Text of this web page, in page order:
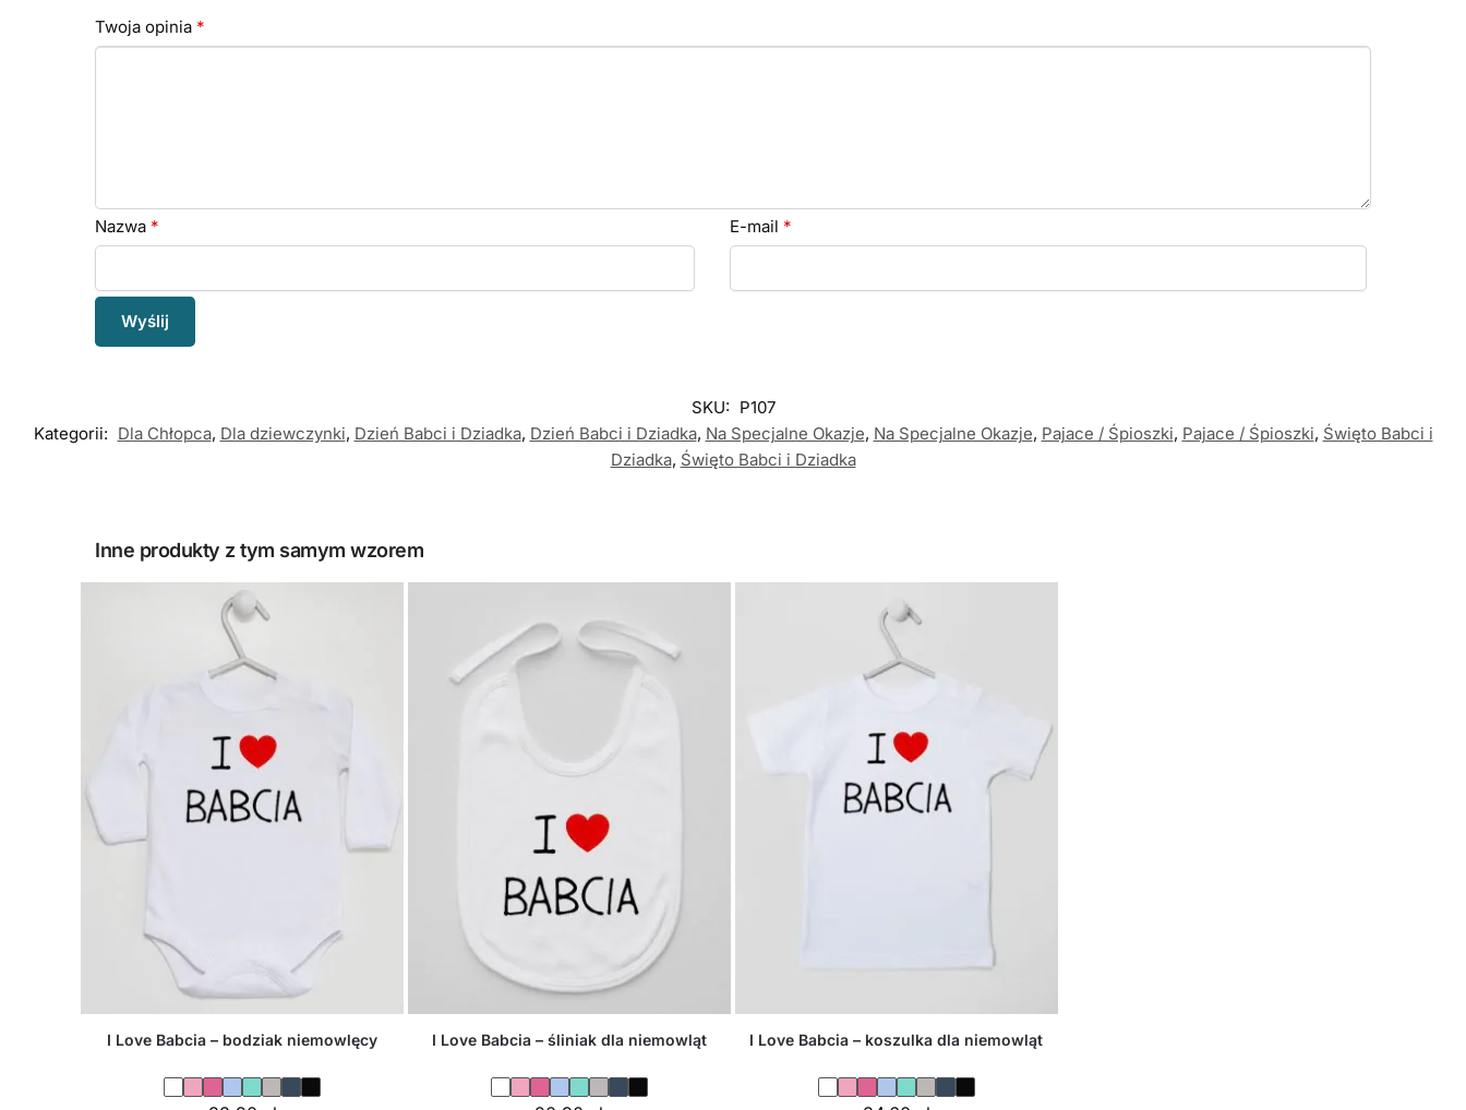
Twoja opinia *
Nazwa * E-mail *
SKU: P107
Kategorii: Dla Chłopca, Dla dziewczynki, Dzień Babci i Dziadka, Dzień Babci i Dziadka, Na Specjalne Okazje, Na Specjalne Okazje, Pajace / Śpioszki, Pajace / Śpioszki, Święto Babci i
Dziadka, Święto Babci i Dziadka
Inne produkty z tym samym wzorem
I Love Babcia – bodziak niemowlęcy I Love Babcia – śliniak dla niemowląt I Love Babcia – koszulka dla niemowląt